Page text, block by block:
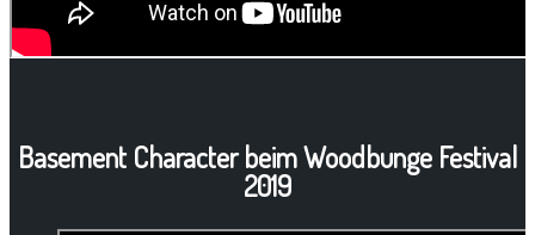
Basement Character beim Woodbunge Festival
2019